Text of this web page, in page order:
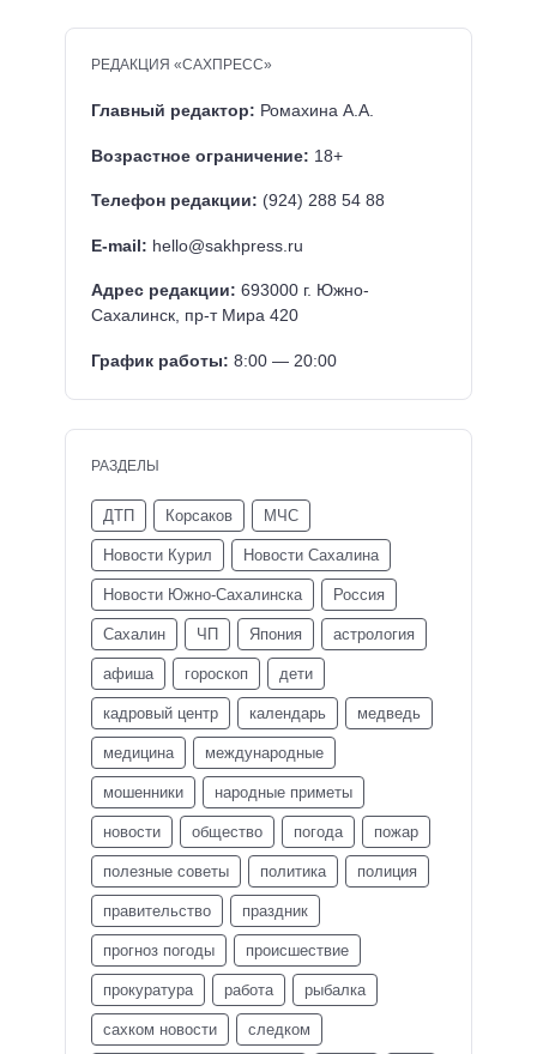
РЕДАКЦИЯ «САХПРЕСС»
Главный редактор: Ромахина А.А.
Возрастное ограничение: 18+
Телефон редакции: (924) 288 54 88
E-mail: hello@sakhpress.ru
Адрес редакции: 693000 г. Южно-
Сахалинск, пр-т Мира 420
График работы: 8:00 — 20:00
РАЗДЕЛЫ
ДТП Корсаков МЧС
Новости Курил Новости Сахалина
Новости Южно-Сахалинска Россия
Сахалин ЧП Япония астрология
афиша гороскоп дети
кадровый центр календарь медведь
медицина международные
мошенники народные приметы
новости общество погода пожар
полезные советы политика полиция
правительство праздник
прогноз погоды происшествие
прокуратура работа рыбалка
сахком новости следком